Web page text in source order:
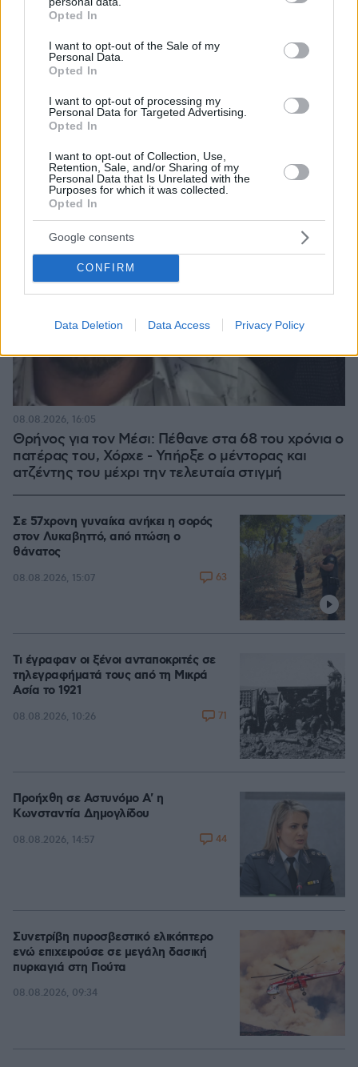
grant or deny consent to Google and its third-party tags to
use your data for below specified purposes in below Google
consent section.
Opted In
I want to opt-out of the Sale of my
Personal Data.
Opted In
I want to opt-out of processing my
Personal Data for Targeted Advertising.
Opted In
I want to opt-out of Collection, Use,
Retention, Sale, and/or Sharing of my
Personal Data that Is Unrelated with the
Purposes for which it was collected.
Opted In
Google consents
CONFIRM
Data Deletion Data Access Privacy Policy
26χρονου Αφγανού που σκότωσε τη Βρετανίδα
Θρήνος για τον Μέσι: Πέθανε στα 68 του χρόνια ο
πατέρας του, Χόρχε - Υπήρξε ο μέντορας και
ατζέντης του μέχρι την τελευταία στιγμή
08.08.2026, 16:05
Σε 57χρονη γυναίκα ανήκει η σορός
στον Λυκαβηττό, από πτώση ο
θάνατος
08.08.2026, 15:07 63
Τι έγραφαν οι ξένοι ανταποκριτές σε
τηλεγραφήματά τους από τη Μικρά
Ασία το 1921
08.08.2026, 10:26 71
Προήχθη σε Αστυνόμο Α' η
Κωνσταντία Δημογλίδου
08.08.2026, 14:57 44
Συνετρίβη πυροσβεστικό ελικόπτερο
ενώ επιχειρούσε σε μεγάλη δασική
πυρκαγιά στη Γιούτα
08.08.2026, 09:34